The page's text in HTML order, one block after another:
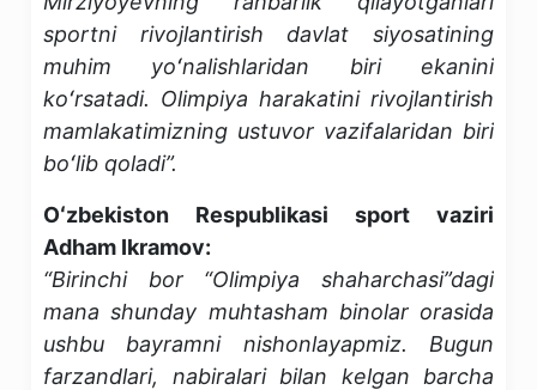
sportni rivojlantirish davlat siyosatining
muhim yoʻnalishlaridan biri ekanini
koʻrsatadi. Olimpiya harakatini rivojlantirish
mamlakatimizning ustuvor vazifalaridan biri
boʻlib qoladi”.
Oʻzbekiston Respublikasi sport vaziri
Adham Ikramov:
“Birinchi bor “Olimpiya shaharchasi”dagi
mana shunday muhtasham binolar orasida
ushbu bayramni nishonlayapmiz. Bugun
farzandlari, nabiralari bilan kelgan barcha